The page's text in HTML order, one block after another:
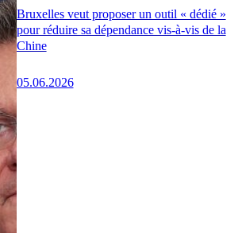
Bruxelles veut proposer un outil « dédié »
pour réduire sa dépendance vis-à-vis de la
Chine
05.06.2026